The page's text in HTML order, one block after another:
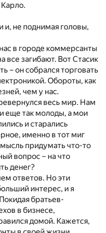
Карло.
и, не поднимая головы,
в городе коммерсанты
все загибают. Вот Стасик
– он собрался торговать
Обороты, как
чем у нас.
весь мир. Нам
еще так молоды, а мои
и старались
именно в тот миг
придумать что-то
вопрос – на что
денег?
ответов. Но эти
интерес, и я
братьев-
в бизнесе,
домой. Кажется,